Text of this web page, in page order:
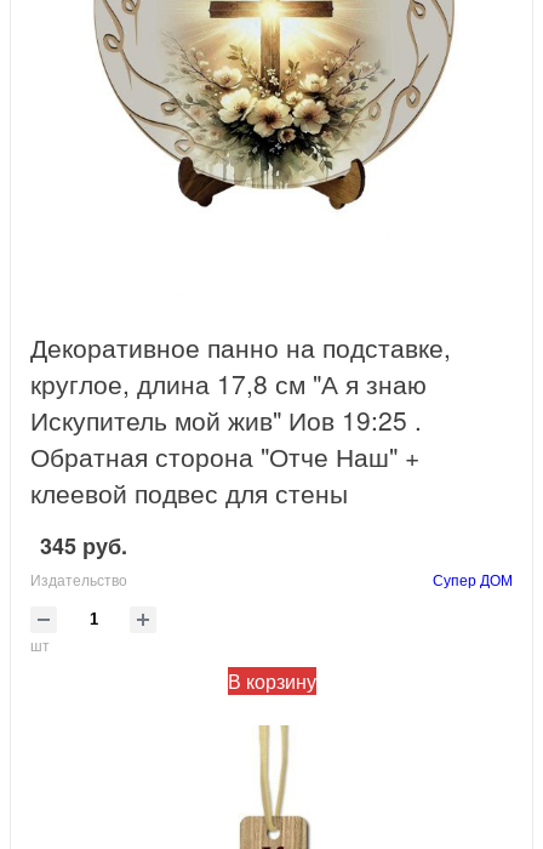
Декоративное панно на подставке,
круглое, длина 17,8 см "А я знаю
Искупитель мой жив" Иов 19:25 .
Обратная сторона "Отче Наш" +
клеевой подвес для стены
345 руб.
Издательство Супер ДОМ
шт
В корзину